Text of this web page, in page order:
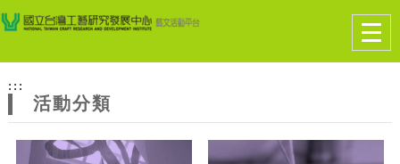
網
站
主
跳到主要內容
網站導覽
:::
活動分類